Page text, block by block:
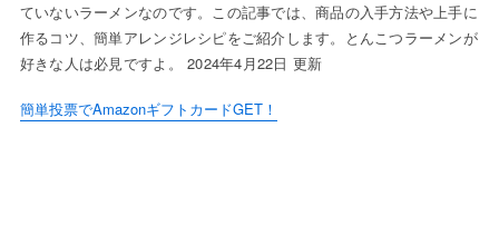
ていないラーメンなのです。この記事では、商品の入手方法や上手に
作るコツ、簡単アレンジレシピをご紹介します。とんこつラーメンが
好きな人は必見ですよ。 2024年4月22日 更新
簡単投票でAmazonギフトカードGET！